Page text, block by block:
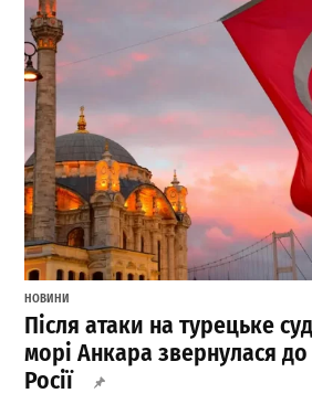
НОВИНИ
Після атаки на турецьке
морі Анкара звернулася до
Росії